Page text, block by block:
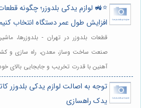
⭐️🚜 لوازم یدکی بلدوزر؛ چگونه
افزایش طول عمر دستگاه انتخاب
قطعات بلدوزر در تهران - بلدوزرها،
صنعت ساخت وساز، معدن، راه سازی و
آهنین با قدرت تخریب و جابجایی بالای
توجه به اصالت لوازم یدکی بلدوزر
یدک راهسازی